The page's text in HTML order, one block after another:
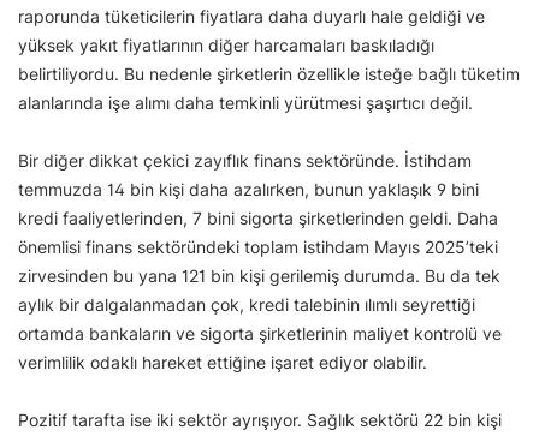
raporunda tüketicilerin fiyatlara daha duyarlı hale geldiği ve
yüksek yakıt fiyatlarının diğer harcamaları baskıladığı
belirtiliyordu. Bu nedenle şirketlerin özellikle isteğe bağlı tüketim
alanlarında işe alımı daha temkinli yürütmesi şaşırtıcı değil.
Bir diğer dikkat çekici zayıflık finans sektöründe. İstihdam
temmuzda 14 bin kişi daha azalırken, bunun yaklaşık 9 bini
kredi faaliyetlerinden, 7 bini sigorta şirketlerinden geldi. Daha
önemlisi finans sektöründeki toplam istihdam Mayıs 2025’teki
zirvesinden bu yana 121 bin kişi gerilemiş durumda. Bu da tek
aylık bir dalgalanmadan çok, kredi talebinin ılımlı seyrettiği
ortamda bankaların ve sigorta şirketlerinin maliyet kontrolü ve
verimlilik odaklı hareket ettiğine işaret ediyor olabilir.
Pozitif tarafta ise iki sektör ayrışıyor. Sağlık sektörü 22 bin kişi